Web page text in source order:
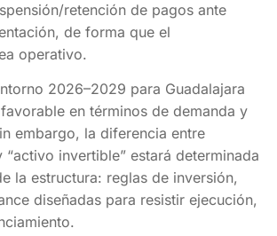
retención de pagos ante
de forma que el
operativo.
2026–2029 para Guadalajara
en términos de demanda y
embargo, la diferencia entre
“activo invertible” estará determinada
la estructura: reglas de inversión,
diseñadas para resistir ejecución,